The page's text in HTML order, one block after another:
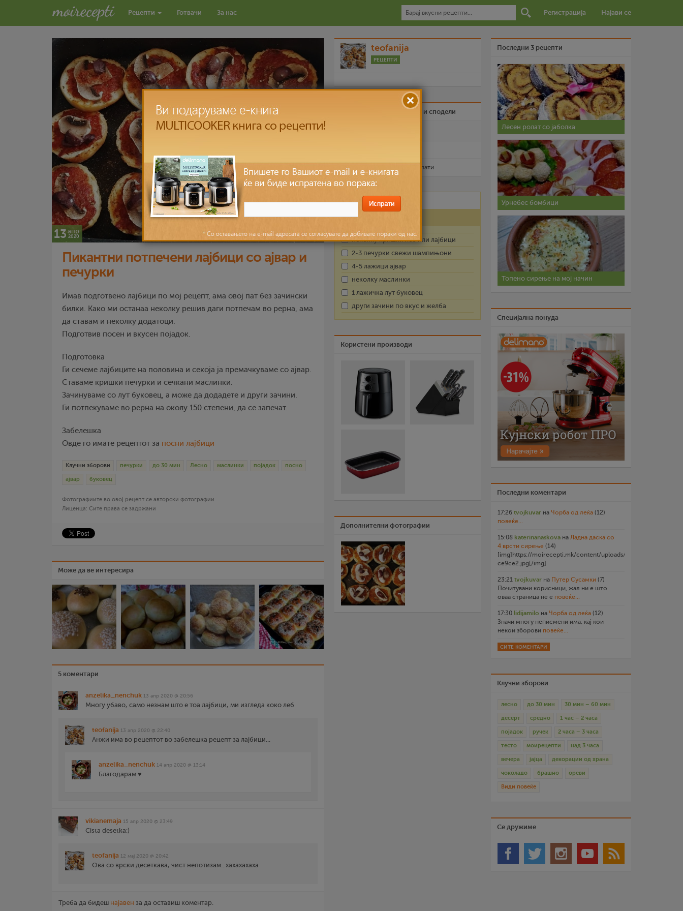
Рецепти Готвачи За нас Регистрација Најави се
13 апр
2020
Пикантни потпечени лајбици со ајвар и
печурки
Имав подготвено лајбици по мој рецепт, ама овој пат без зачински
билки. Како ми останаа неколку решив даги потпечам во рерна, ама
да ставам и неколку додатоци.
Подготвив посен и вкусен појадок.
Подготовка
Ги сечеме лајбиците на половина и секоја ја премачкуваме со ајвар.
Ставаме кришки печурки и сечкани маслинки.
Зачинуваме со лут буковец, а може да додадете и други зачини.
Ги потпекуваме во рерна на околу 150 степени, да се запечат.
Забелешка
Овде го имате рецептот за посни лајбици
Клучни зборови печурки до 30 мин Лесно маслинки појадок посно
ајвар буковец
Фотографиите во овој рецепт се авторски фотографии.
Лиценца: Сите права се задржани
Може да ве интересира
5 коментари
anzelika_nenchuk 13 апр 2020 @ 20:56
Многу убаво, само незнам што е тоа лајбици, ми изгледа коко леб
teofanija 13 апр 2020 @ 22:40
Анжи има во рецептот во забелешка рецепт за лајбици...
anzelika_nenchuk 14 апр 2020 @ 13:14
Благодарам ♥️
vikianemaja 15 апр 2020 @ 23:49
Cista desetka:)
teofanija 12 мај 2020 @ 20:42
Ова со врски десеткава, чист непотизам...хахахахаха
Треба да бидеш најавен за да оставиш коментар.
teofanija
РЕЦЕПТИ
Биди вистински пријател и сподели
Рецептот е прочитан пати
Лесно до 30 мин
Состојки
неколку кришки леб или лајбици
2-3 печурки свежи шампињони
4-5 лажици ајвар
неколку маслинки
1 лажичка лут буковец
други зачини по вкус и желба
Користени производи
Дополнителни фотографии
Последни 3 рецепти
Лесен ролат со јаболка
Урнебес бомбици
Топено сирење на мој начин
Специјална понуда
Последни коментари
17:26 tvojkuvar на Чорба од леќа (12)
повеќе...
15:08 katerinanaskova на Ладна даска со
4 врсти сирење (14)
[img]https://moirecepti.mk/content/uploads/2026/07/
ce9ce2.jpg[/img]
23:21 tvojkuvar на Путер Сусамки (7)
Почитувани корисници, жал ни е што
оваа страница не е повеќе...
17:30 lidijamilo на Чорба од леќа (12)
Значи многу неписмени има, кај кои
некои зборови повеќе...
СИТЕ КОМЕНТАРИ
Клучни зборови
лесно до 30 мин 30 мин – 60 мин
десерт средно 1 час – 2 часа
појадок ручек 2 часа – 3 часа
тесто моирецепти над 3 часа
вечера јајца декорации од храна
чоколадо брашно ореви
Види повеќе
Се дружиме